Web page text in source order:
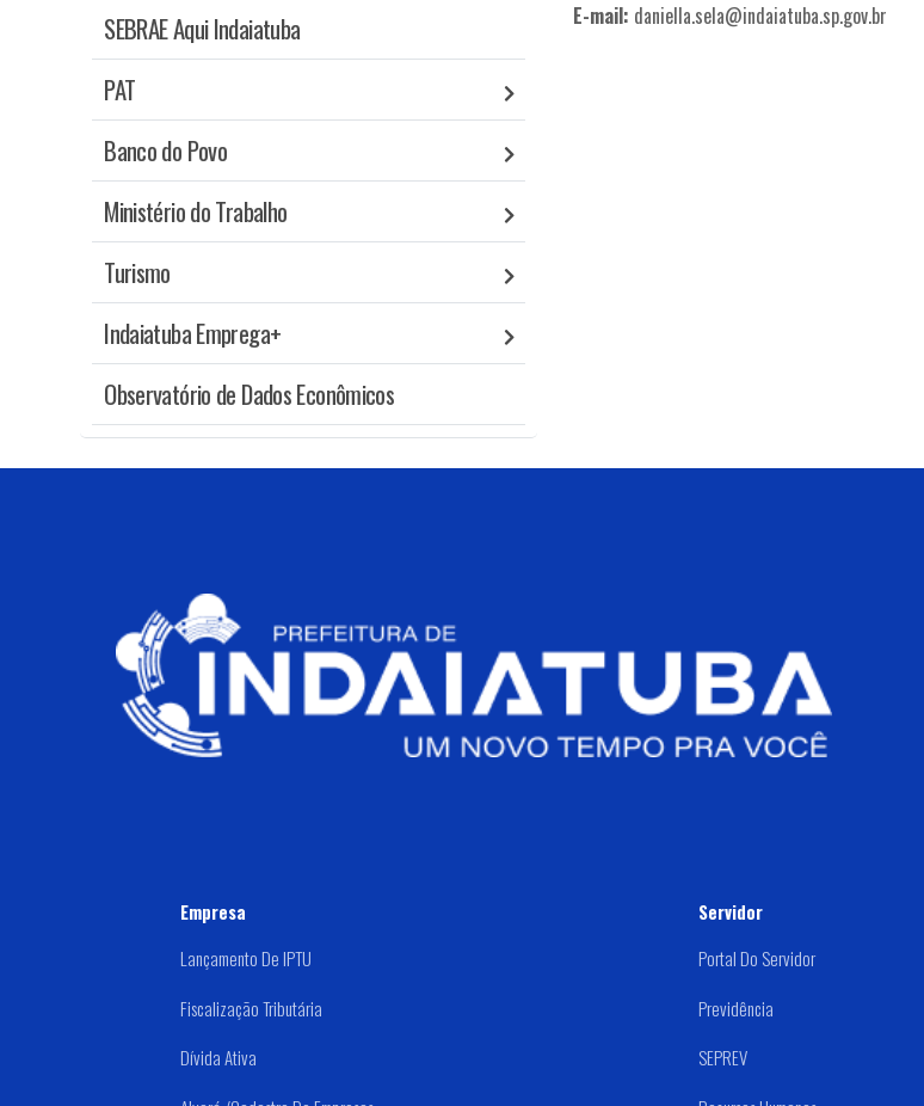
SEBRAE Aqui Indaiatuba
PAT
Banco do Povo
Ministério do Trabalho
Turismo
Indaiatuba Emprega+
Observatório de Dados Econômicos
E-mail: daniella.sela@indaiatuba.sp.gov.br
Empresa
Lançamento De IPTU
Fiscalização Tributária
Dívida Ativa
Servidor
Portal Do Servidor
Previdência
SEPREV